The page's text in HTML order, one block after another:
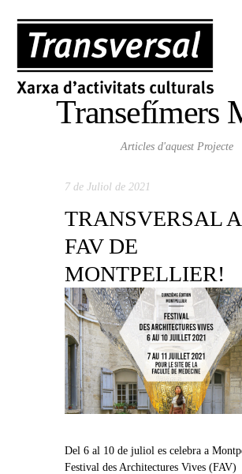
Transefímers
Articles d'aquest Projecte
7 de Juliol de 2021
TRANSVERSAL
FAV DE
MONTPELLIER!
Del 6 al 10 de juliol es celebra a
Festival des Architectures Vives (FAV)